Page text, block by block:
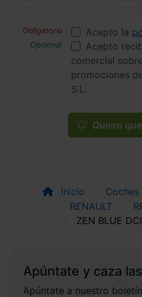
Acepto la
Acepto
comercial
promociones
S.L.
Quiero
Inicio
Coches
RENAULT
ZEN BLUE
Apúntate y caza
Apúntate a nuestro